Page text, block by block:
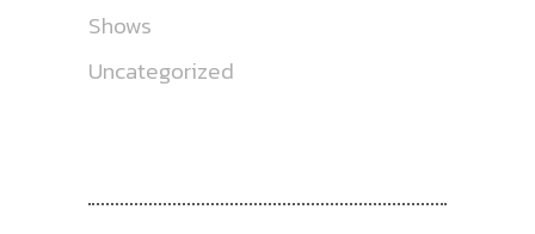
Shows
Uncategorized